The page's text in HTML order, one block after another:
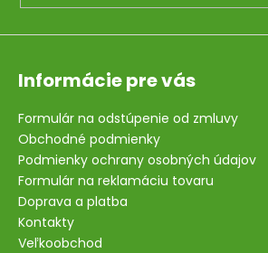
Informácie pre vás
Formulár na odstúpenie od zmluvy
Obchodné podmienky
Podmienky ochrany osobných údajov
Formulár na reklamáciu tovaru
Doprava a platba
Kontakty
Veľkoobchod